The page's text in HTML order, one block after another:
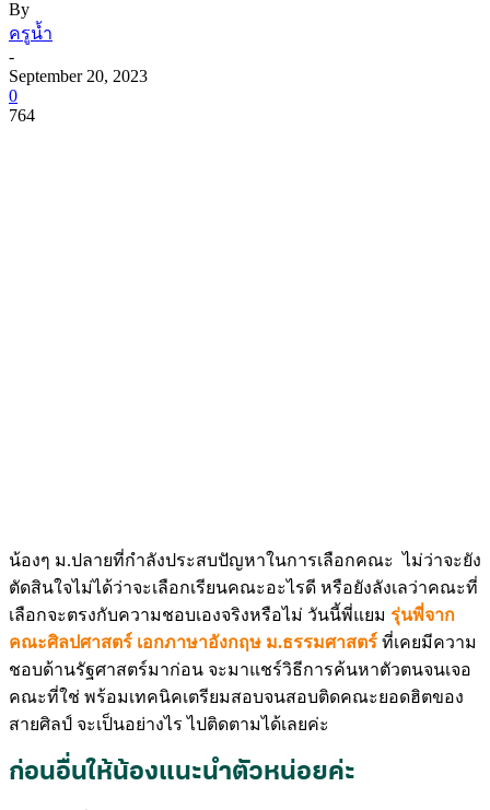
By
ครูน้ำ
-
September 20, 2023
0
764
น้องๆ ม.ปลายที่กำลังประสบปัญหาในการเลือกคณะ ไม่ว่าจะยัง
ตัดสินใจไม่ได้ว่าจะเลือกเรียนคณะอะไรดี หรือยังลังเลว่าคณะที่
เลือกจะตรงกับความชอบเองจริงหรือไม่ วันนี้พี่แยม รุ่นพี่จาก
คณะศิลปศาสตร์ เอกภาษาอังกฤษ ม.ธรรมศาสตร์ ที่เคยมีความ
ชอบด้านรัฐศาสตร์มาก่อน จะมาแชร์วิธีการค้นหาตัวตนจนเจอ
คณะที่ใช่ พร้อมเทคนิคเตรียมสอบจนสอบติดคณะยอดฮิตของ
สายศิลป์ จะเป็นอย่างไร ไปติดตามได้เลยค่ะ
ก่อนอื่นให้น้องแนะนำตัวหน่อยค่ะ